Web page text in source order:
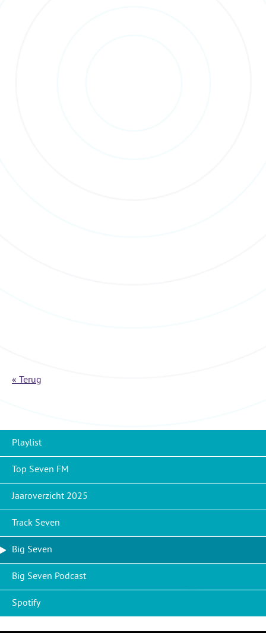
« Terug
Playlist
Top Seven FM
Jaaroverzicht 2025
Track Seven
Big Seven
Big Seven Podcast
Spotify